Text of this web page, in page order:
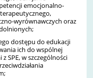
emocjonalno-
wyrównawczych oraz
dostępu do edukacji
ich do wspólnej
SPE, w szczególności